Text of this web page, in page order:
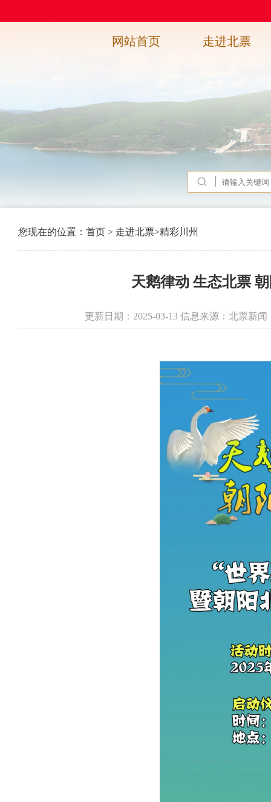
网站首页 走进北票
您现在的位置： 首页 > 走进北票>精彩川州
天鹅律动 生态北票
更新日期：2025-03-13 信息来源：北票新